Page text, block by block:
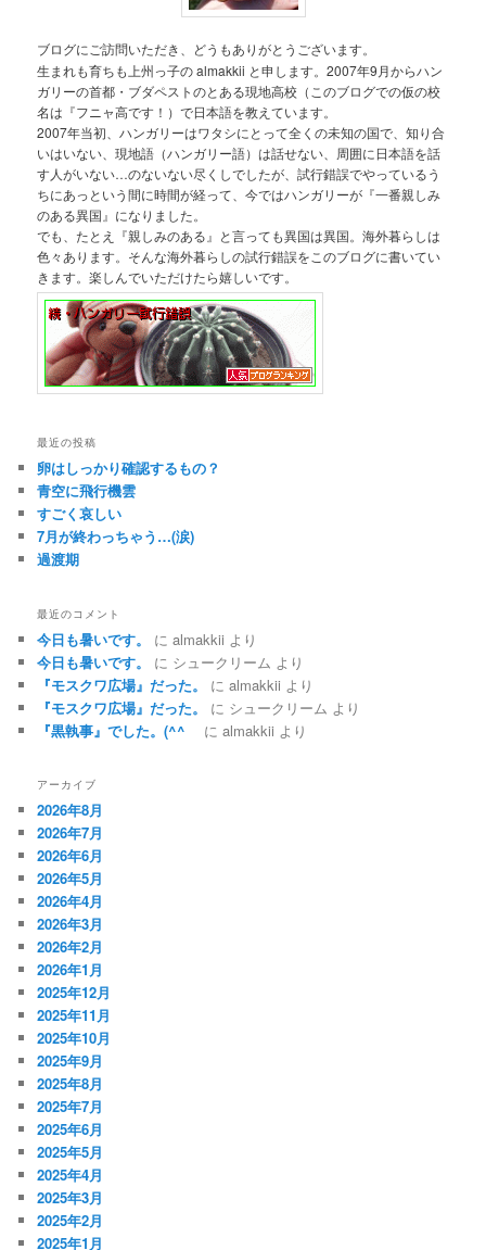
ブログにご訪問いただき、どうもありがとうございます。
生まれも育ちも上州っ子の almakkii と申します。2007年9月からハン
ガリーの首都・ブダペストのとある現地高校（このブログでの仮の校
名は『フニャ高です！）で日本語を教えています。
2007年当初、ハンガリーはワタシにとって全くの未知の国で、知り合
いはいない、現地語（ハンガリー語）は話せない、周囲に日本語を話
す人がいない…のないない尽くしでしたが、試行錯誤でやっているう
ちにあっという間に時間が経って、今ではハンガリーが『一番親しみ
のある異国』になりました。
でも、たとえ『親しみのある』と言っても異国は異国。海外暮らしは
色々あります。そんな海外暮らしの試行錯誤をこのブログに書いてい
きます。楽しんでいただけたら嬉しいです。
最近の投稿
卵はしっかり確認するもの？
青空に飛行機雲
すごく哀しい
7月が終わっちゃう…(涙)
過渡期
最近のコメント
今日も暑いです。 にalmakkii より
今日も暑いです。
に シュークリーム より
『モスクワ広場』だった。
にalmakkii より
『モスクワ広場』だった。
に シュークリーム より
『黒執事』でした。(^^ゞ
にalmakkii より
アーカイブ
2026年8月
2026年7月
2026年6月
2026年5月
2026年4月
2026年3月
2026年2月
2026年1月
2025年12月
2025年11月
2025年10月
2025年9月
2025年8月
2025年7月
2025年6月
2025年5月
2025年4月
2025年3月
2025年2月
2025年1月